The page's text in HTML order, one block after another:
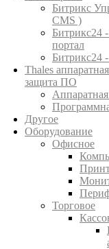
Битрикс
CMS )
Битрикс24
портал
Битрикс24
Thales
защита ПО
Другое
Оборудование
Офисное
Торговое